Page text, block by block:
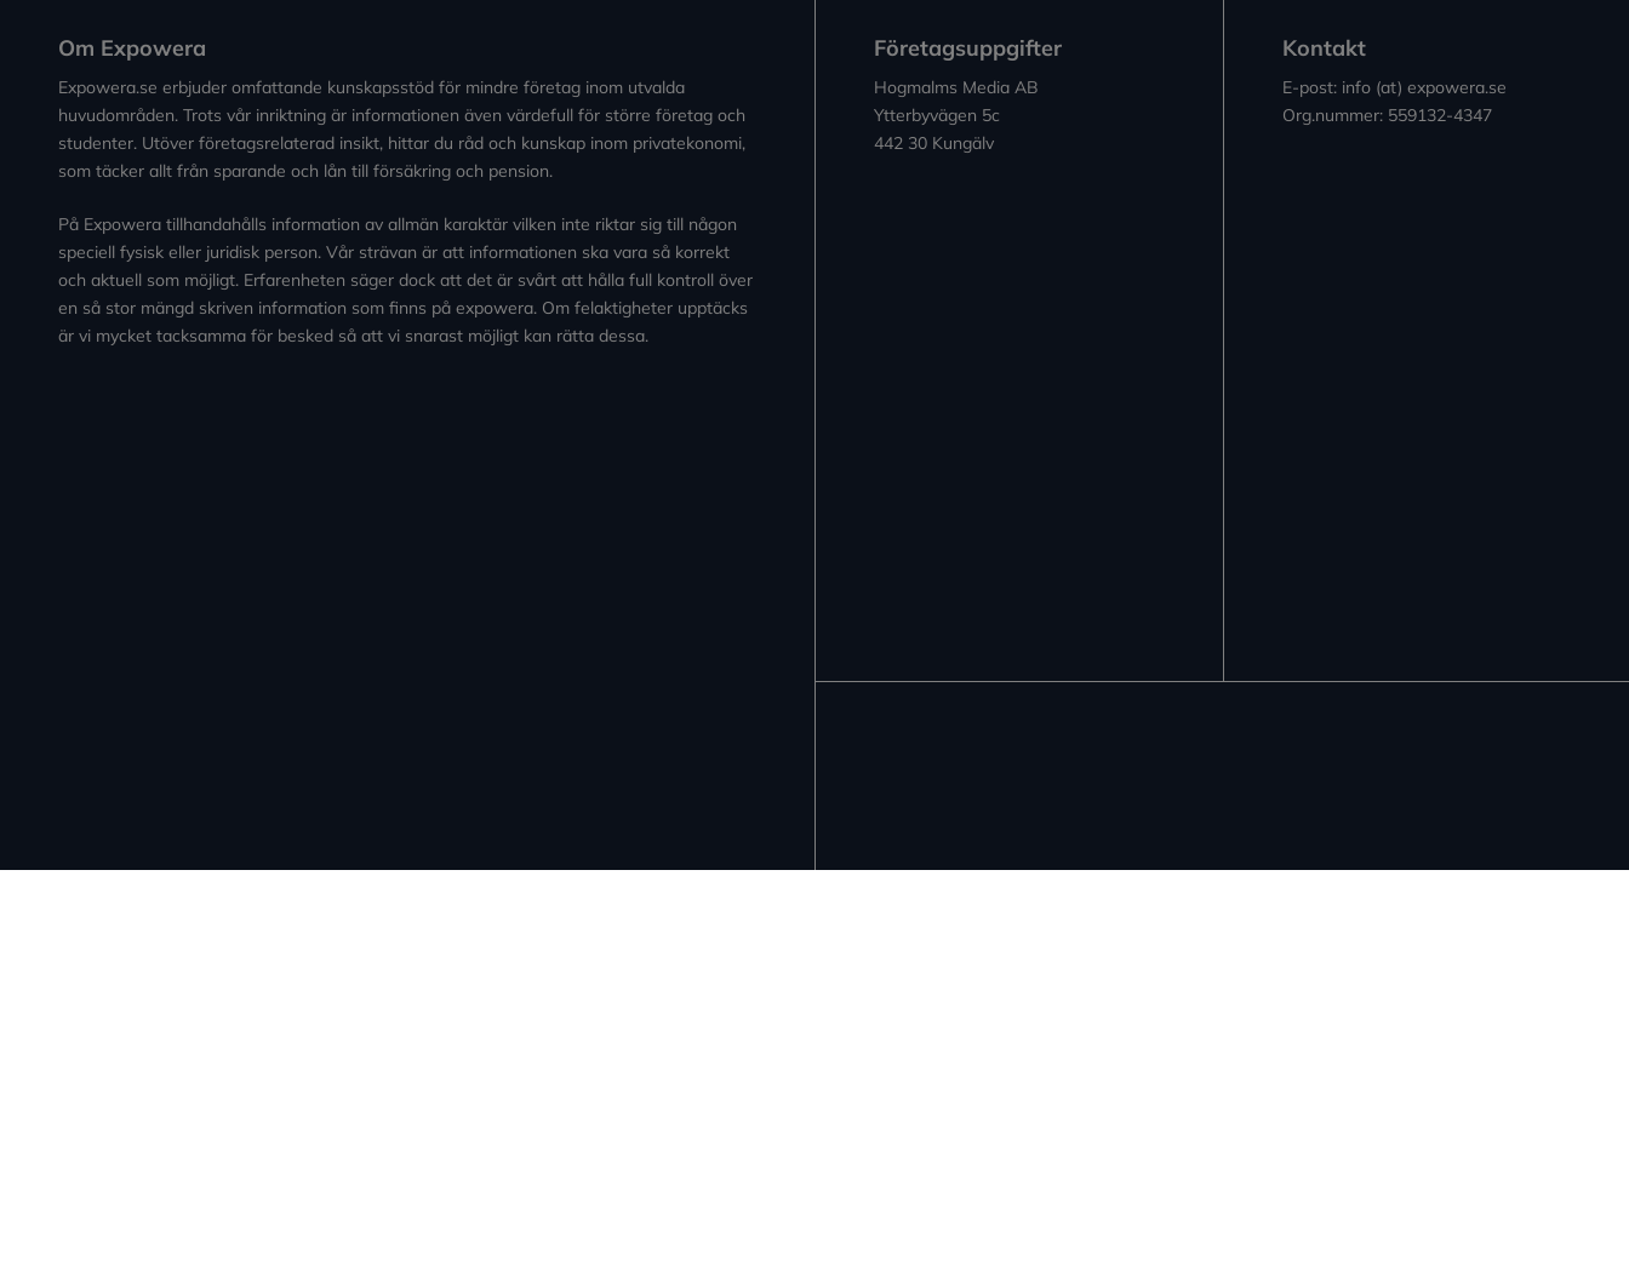
Om Expowera
Expowera.se erbjuder omfattande kunskapsstöd för mindre företag inom utvalda
huvudområden. Trots vår inriktning är informationen även värdefull för större företag och
studenter. Utöver företagsrelaterad insikt, hittar du råd och kunskap inom privatekonomi,
som täcker allt från sparande och lån till försäkring och pension.
På Expowera tillhandahålls information av allmän karaktär vilken inte riktar sig till någon
speciell fysisk eller juridisk person. Vår strävan är att informationen ska vara så korrekt
och aktuell som möjligt. Erfarenheten säger dock att det är svårt att hålla full kontroll över
en så stor mängd skriven information som finns på expowera. Om felaktigheter upptäcks
är vi mycket tacksamma för besked så att vi snarast möjligt kan rätta dessa.
Företagsuppgifter
Hogmalms Media AB
Ytterbyvägen 5c
442 30 Kungälv
Kontakt
E-post: info (at) expowera.se
Org.nummer: 559132-4347